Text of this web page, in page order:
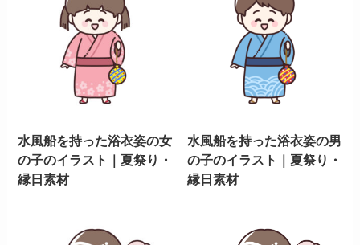
水風船を持った浴衣姿の女
の子のイラスト｜夏祭り・
縁日素材
水風船を持った浴衣姿の男
の子のイラスト｜夏祭り・
縁日素材